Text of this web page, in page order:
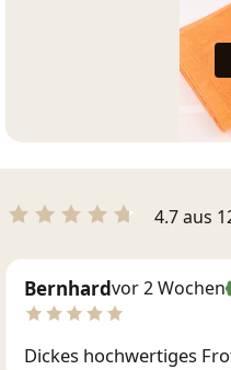
4.7 aus
Bernhardvor 2 Wochen
Dickes hochwertiges